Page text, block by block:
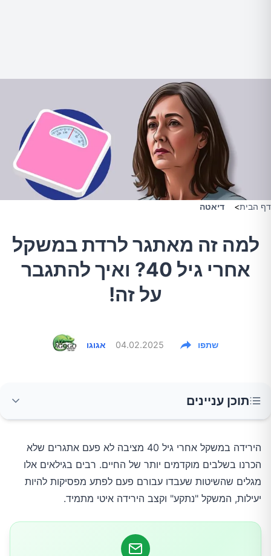
דף הבית> דיאטה
למה זה מאתגר לרדת במשקל
אחרי גיל 40? ואיך להתגבר
על זה!
אגוגו 04.02.2025 שתפו
תוכן עניינים
חילוף חומרים משתנה עם הגיל
השפעת ההורמונים אחרי גיל 40
הירידה במשקל אחרי גיל 40 מציבה לא פעם אתגרים שלא
הכרנו בשלבים מוקדמים יותר של החיים. רבים בגילאים אלו
מגלים שהשיטות שעבדו עבורם פעם לפתע מפסיקות להיות
יעילות, המשקל "נתקע" וקצב הירידה איטי מתמיד.